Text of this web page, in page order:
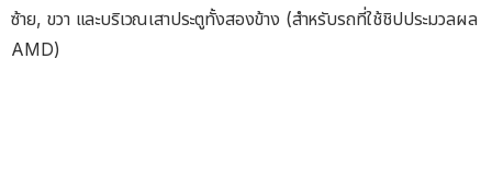
ซ้าย, ขวา และบริเวณเสาประตูทั้งสองข้าง (สำหรับรถที่ใช้ชิปประมวลผล
AMD)